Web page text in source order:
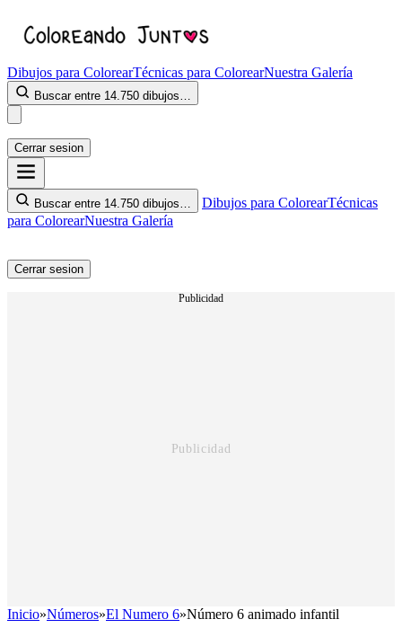
Dibujos para ColorearTécnicas para ColorearNuestra Galería
Buscar entre 14.750 dibujos…
Cerrar sesion
Buscar entre 14.750 dibujos… Dibujos para ColorearTécnicas
para ColorearNuestra Galería
Cerrar sesion
Publicidad
Inicio»Números»El Numero 6»Número 6 animado infantil